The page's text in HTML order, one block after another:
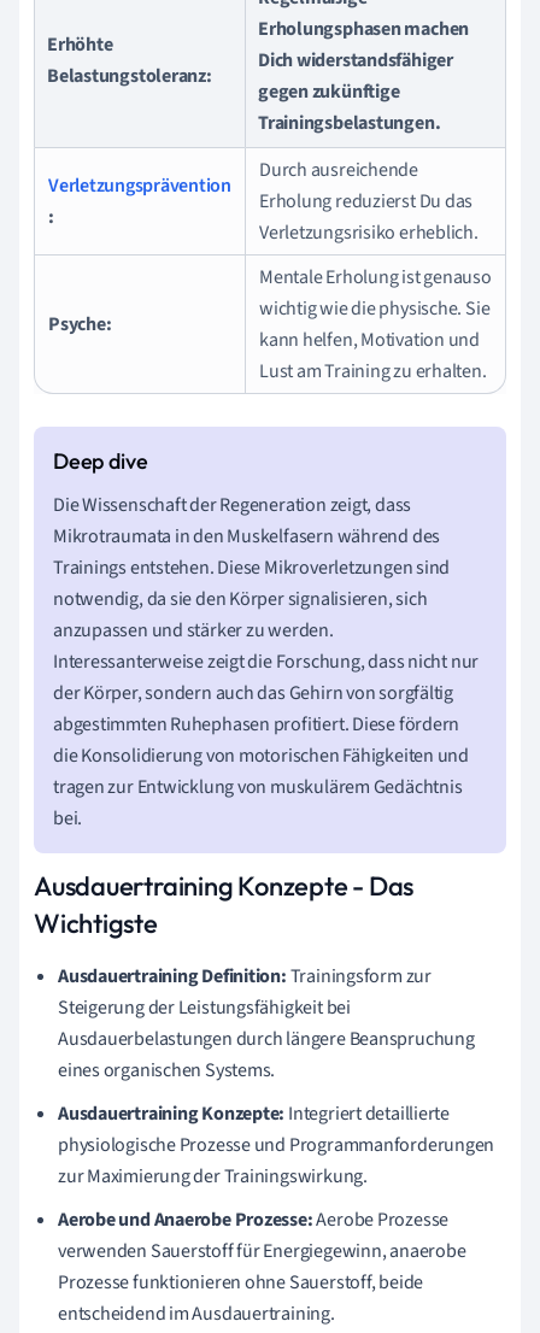
Erhöhte
Belastungstoleranz:
Erholungsphasen machen
Dich widerstandsfähiger
gegen zukünftige
Trainingsbelastungen.
Verletzungsprävention
:
Durch ausreichende
Erholung reduzierst Du das
Verletzungsrisiko erheblich.
Psyche:
Mentale Erholung ist genauso
wichtig wie die physische. Sie
kann helfen, Motivation und
Lust am Training zu erhalten.
Die Wissenschaft der Regeneration zeigt, dass
Mikrotraumata in den Muskelfasern während des
Trainings entstehen. Diese Mikroverletzungen sind
notwendig, da sie den Körper signalisieren, sich
anzupassen und stärker zu werden.
Interessanterweise zeigt die Forschung, dass nicht nur
der Körper, sondern auch das Gehirn von sorgfältig
abgestimmten Ruhephasen profitiert. Diese fördern
die Konsolidierung von motorischen Fähigkeiten und
tragen zur Entwicklung von muskulärem Gedächtnis
bei.
Ausdauertraining Konzepte - Das
Wichtigste
Ausdauertraining Definition:Trainingsform zur
Steigerung der Leistungsfähigkeit bei
Ausdauerbelastungen durch längere Beanspruchung
eines organischen Systems.
Ausdauertraining Konzepte: Integriert detaillierte
physiologische Prozesse und Programmanforderungen
zur Maximierung der Trainingswirkung.
Aerobe und Anaerobe Prozesse:Aerobe Prozesse
verwenden Sauerstoff für Energiegewinn, anaerobe
Prozesse funktionieren ohne Sauerstoff, beide
entscheidend im Ausdauertraining.